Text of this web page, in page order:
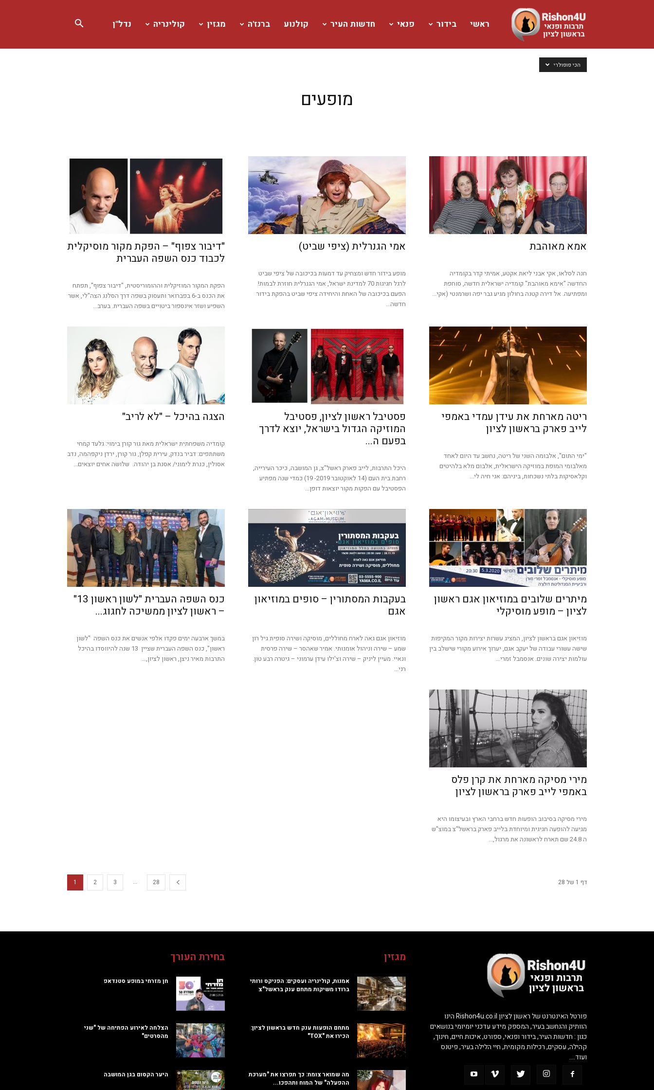
www.rishon4u.co.il
ראשי בידור פנאי חדשות העיר קולנוע ברנז'ה מגזין קולינריה נדל"ן
מופעים
הכי פופולרי
אמא מאוהבת
חנה לסלאו, אקי אבני ליאת אקטע, אמיתי קדר בקומדיה
החדשה "אימא מאוהבת" קומדיה ישראלית חדשה, סוחפת
ומפתיעה. אל דירה קטנה בחולון מגיע גבר יפה ושרמנטי (אקי...
אמי הגנרלית (ציפי שביט)
מופע בידור חדש ומצחיק עד דמעות בכיכובה של ציפי שביט
לרגל חגיגות 70 למדינת ישראל, אמי הגנרלית חוזרת לבמות!
הפעם בכיכובה של האחת והיחידה ציפי שביט בהפקת בידור
חדשה...
"דיבור צפוף" – הפקת מקור מוסיקלית
לכבוד כנס השפה העברית
הפקת המקור המוזיקלית וההומוריסטית, "דיבור צפוף", תפתח
את הכנס ב-6 בפברואר ותעסוק בשפה דרך הסלנג הצה"לי, אשר
השפיע ושזר אינספור ביטויים בשפה העברית. בערב...
ריטה מארחת את עידן עמדי באמפי
לייב פארק בראשון לציון
"ימי התום", אלבומה השני של ריטה, נחשב עד היום לאחד
מאלבומי המופת במוזיקה הישראלית, אלבום מלא בלהיטים
וקלאסיקות בלתי נשכחות, ביניהם: אני חיה לי...
פסטיבל ראשון לציון, פסטיבל
המוזיקה הגדול בישראל, יוצא לדרך
בפעם ה...
היכל התרבות, לייב פארק ראשל"צ, גן המושבה, כיכר העירייה,
רחבת בית העם (14 לאוקטובר 2019- 19) כמדי שנה מפתיע
הפסטיבל עם הפקות מקור יוצאות דופן...
הצגה בהיכל – "לא לריב"
קומדיה משפחתית ישראלית מאת גור קורן בימוי: גלעד קמחי
משתתפים: דביר בנדק, עירית קפלן, גור קורן, ירדן ניקפהמה, נדב
אסולין, כנרת לימוני/ אסנת בן יהודה. שלושה אחים יוצאים...
מיתרים שלובים במוזיאון אגם ראשון
לציון – מופע מוסיקלי
מוזיאון אגם בראשון לציון, המציג עשרות יצירות מקור המקיפות
שישה עשורי עבודה של יעקב אגם, יערוך אירוע מקורי שישלב בין
עולמות יצירה שונים. אנסמבל זמרי...
בעקבות המסתורין – סופים במוזיאון
אגם
מוזיאון אגם גאה לארח מחוללים, מוסיקה ושירה סופית גיל רון
שמע – שירה וניהול אומנותי. אמיר שאהסר – שירה פרסית
ונאיי. מעיין ליניק – שירה וצ'ילו עידן ערמוני – גיטרה רבע טון.
רני...
כנס השפה העברית "לשון ראשון 13"
– ראשון לציון ממשיכה לחגוג...
במשך ארבעה ימים פקדו אלפי אנשים את כנס השפה "לשון
ראשון", כנס השפה העברית שציין 13 שנה להיווסדו בהיכל
התרבות מאיר ניצן, ראשון לציון,...
מירי מסיקה מארחת את קרן פלס
באמפי לייב פארק בראשון לציון
מירי מסיקה בסיבוב הופעות חדש ברחבי הארץ ובעיצומו היא
מגיעה להופעה חגיגית ומיוחדת בלייב פארק בראשל"צ במוצ"ש
ה 24.8 שם תארח לראשונה את מרגול,...
1 2 3 ... 28 דף 1 של 28
בחירת העורך
חן מזרחי במופע סטנדאפ
הצלחה לאירוע הפתיחה של "שני
מהסרטים"
היער הקסום בגן המושבה
מגזין
אמנות, קולינריה ועסקים: הפניקס ורותי
ברודו משיקות מתחם ענק בראשל"צ
מתחם הופעות ענק חדש בראשון לציון:
הכירו את "TOX"
מה שמואר צומח: כך תפרצו את "מערכת
ההפעלה" של המוח ותהפכו...
פורטל האינטרנט של ראשון לציון Rishon4u.co.il הינו
הוותיק והנחשב בעיר, המספק מידע עדכני יומיומי בנושאים
כגון : חדשות העיר, בידור ופנאי, ספורט, איכות חיים, חינוך,
קהילה, עסקים, רכילות מקומית, חיי הלילה בעיר, פיטנס
ועוד….